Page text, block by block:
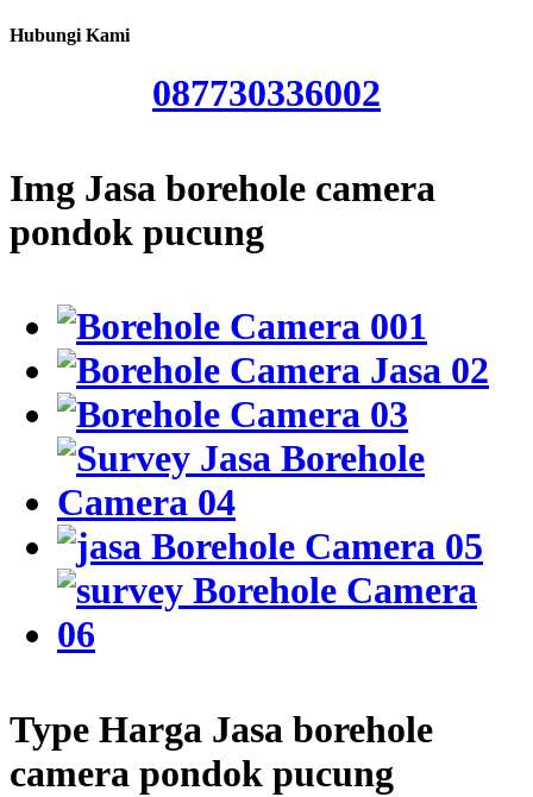
Hubungi Kami
087730336002
Img Jasa borehole camera
pondok pucung
Type Harga Jasa borehole
camera pondok pucung